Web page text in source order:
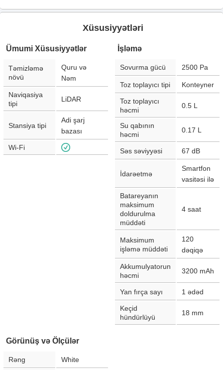
Xüsusiyyətləri
Ümumi Xüsusiyyətlər
Təmizləmə
növü
Quru və
Nəm
Naviqasiya
tipi
LiDAR
Stansiya tipi
Adi şarj
bazası
Wi-Fi
İşləmə
Sovurma gücü 2500 Pa
Toz toplayıcı tipi Konteyner
Toz toplayıcı
həcmi
0.5 L
Su qabının
həcmi
0.17 L
Səs səviyyəsi 67 dB
İdarəetmə
Smartfon
vasitəsi ilə
Batareyanın
maksimum
doldurulma
müddəti
4 saat
Maksimum
işləmə müddəti
120
dəqiqə
Akkumulyatorun
həcmi
3200 mAh
Yan fırça sayı 1 ədəd
Keçid
hündürlüyü
18 mm
Görünüş və Ölçülər
Rəng White